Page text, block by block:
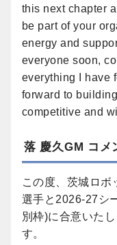
this next chapter
be part of your
energy and
everyone soon,
everything I have
forward to
competitive and
落 慶久GM コメ
この度、茨城ロボ
選手と2026-27シ
別枠)に合意いた
す。